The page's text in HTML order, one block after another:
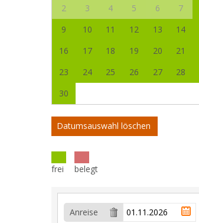
2
3 4 5 6 7
9
10 11 12 13 14
16
17 18 19 20 21
23
24 25 26 27 28
30
Datumsauswahl löschen
frei belegt
Anreise